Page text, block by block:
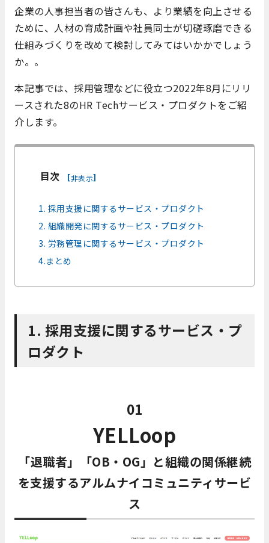
企業の人事担当者の皆さんも、より業績を向上させる
ために、人材の育成計画や社員同士が切磋琢磨できる
仕組みづくりを改めて検討してみてはいかかでしょう
か。。
本記事では、採用管理などに役立つ2022年8月にリリ
ースされた8のHR Techサービス・プロダクトをご紹
介します。
目次 [非表示]
1. 採用支援に関するサービス・プロダクト
2. 組織開発に関するサービス・プロダクト
3. 労務管理に関するサービス・プロダクト
4.まとめ
1. 採用支援に関するサービス・プ
ロダクト
01
YELLoop
「退職者」「OB・OG」と組織の関係継続
を支援するアルムナイコミュニティサービ
ス